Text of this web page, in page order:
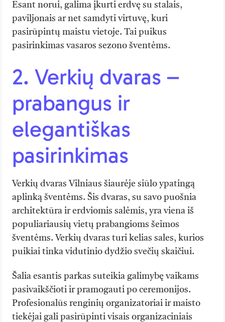
Esant norui, galima įkurti erdvę su stalais,
paviljonais ar net samdyti virtuvę, kuri
pasirūpintų maistu vietoje. Tai puikus
pasirinkimas vasaros sezono šventėms.
2. Verkių dvaras –
prabangus ir
elegantiškas
pasirinkimas
Verkių dvaras Vilniaus šiaurėje siūlo ypatingą
aplinką šventėms. Šis dvaras, su savo puošnia
architektūra ir erdviomis salėmis, yra viena iš
populiariausių vietų prabangioms šeimos
šventėms. Verkių dvaras turi kelias sales, kurios
puikiai tinka vidutinio dydžio svečių skaičiui.
Šalia esantis parkas suteikia galimybę vaikams
pasivaikščioti ir pramogauti po ceremonijos.
Profesionalūs renginių organizatoriai ir maisto
tiekėjai gali pasirūpinti visais organizaciniais